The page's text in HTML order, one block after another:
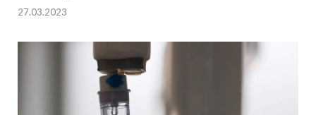
27.03.2023